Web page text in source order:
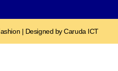
| Designed by Caruda ICT